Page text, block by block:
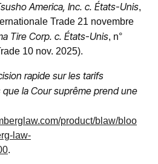
America, Inc. c. États-Unis,
Trade 21 novembre
Tire Corp. c. États-Unis, n°
10 nov. 2025).
rapide sur les tarifs
la Cour suprême prend une
product/blaw/bloo
law-
.